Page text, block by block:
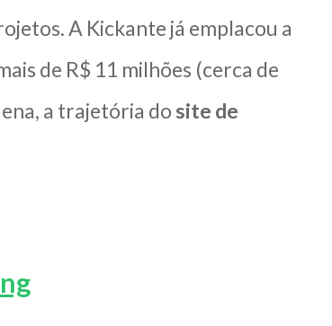
A Kickante já emplacou a
de R$ 11 milhões (cerca de
a trajetória do site de